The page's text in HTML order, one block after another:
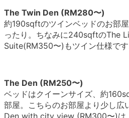
The Twin Den (RM280〜)
約190sqftのツインベッドのお部
ったり。ちなみに240sqftのThe
Suite(RM350〜)もツイン仕様です
The Den (RM250〜)
ベッドはクイーンサイズ、約
部屋。こちらのお部屋より少し
Den with city view (RM300〜)は